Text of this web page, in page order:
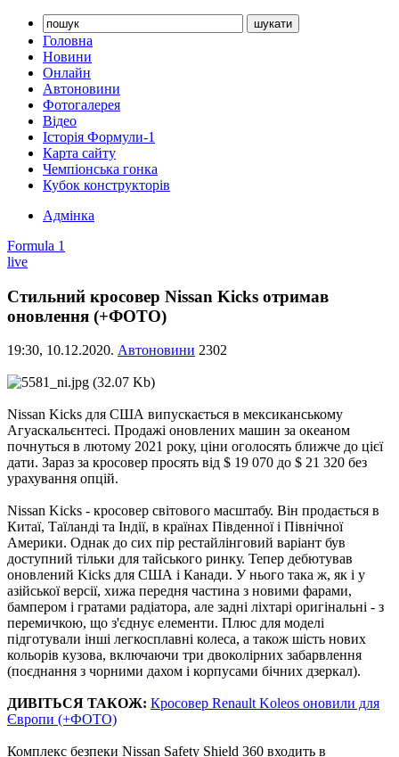
Головна
Новини
Онлайн
Автоновини
Фотогалерея
Відео
Історія Формули-1
Карта сайту
Чемпіонська гонка
Кубок конструкторів
Адмінка
Formula 1
live
Стильний кросовер Nissan Kicks отримав
оновлення (+ФОТО)
19:30, 10.12.2020. Автоновини 2302
Nissan Kicks для США випускається в мексиканському
Агуаскальєнтесі. Продажі оновлених машин за океаном
почнуться в лютому 2021 року, ціни оголосять ближче до цієї
дати. Зараз за кросовер просять від $ 19 070 до $ 21 320 без
урахування опцій.
Nissan Kicks - кросовер світового масштабу. Він продається в
Китаї, Таїланді та Індії, в країнах Південної і Північної
Америки. Однак до сих пір рестайлінговий варіант був
доступний тільки для тайського ринку. Тепер дебютував
оновлений Kicks для США і Канади. У нього така ж, як і у
азійської версії, хижа передня частина з новими фарами,
бампером і гратами радіатора, але задні ліхтарі оригінальні - з
перемичкою, що з'єднує елементи. Плюс для моделі
підготували інші легкосплавні колеса, а також шість нових
кольорів кузова, включаючи три двоколірних забарвлення
(поєднання з чорними дахом і корпусами бічних дзеркал).
ДИВІТЬСЯ ТАКОЖ: Кросовер Renault Koleos оновили для
Європи (+ФОТО)
Комплекс безпеки Nissan Safety Shield 360 входить в